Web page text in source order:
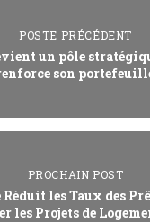
POSTE PRÉCÉDENT
un pôle
son
PROCHAIN POST
Réduit les Taux des
les Projets de